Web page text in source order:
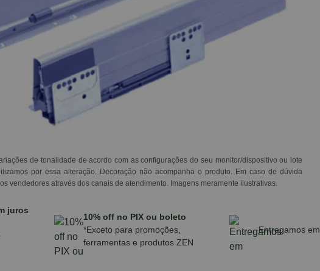
de tonalidade de acordo com as configurações do seu monitor/dispositivo ou lote
por essa alteração. Decoração não acompanha o produto. Em caso de dúvida
vendedores através dos canais de atendimento. Imagens meramente ilustrativas.
juros
10% off no PIX ou boleto
*Exceto para promoções,
ferramentas e produtos ZEN
Entregamos em